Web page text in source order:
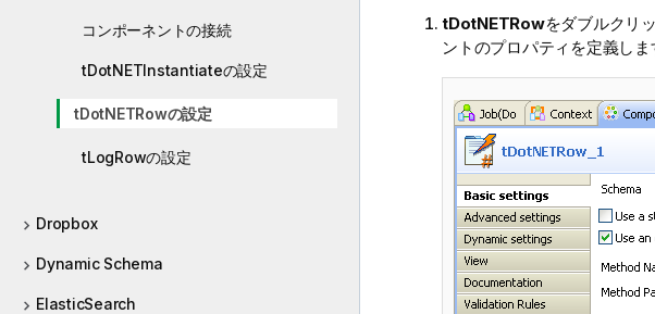
コンポーネントの接続
tDotNETInstantiateの設定
tDotNETRowの設定
tLogRowの設定
Dropbox
Dynamic Schema
ElasticSearch
tDotNETRowをダブルクリ
ントのプロパティを定義しま